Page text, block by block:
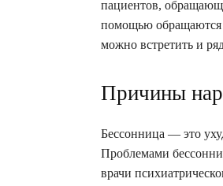
пациентов,
помощью обращаются
можно встретить и
Причины
Бессонница — это
Проблемами
врачи